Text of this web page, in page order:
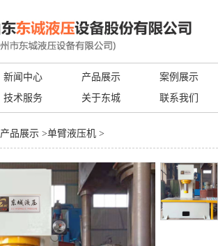
新闻中心 产品展示
案例展示
技术服务 关于东城 联系我们
产品展示 >单臂液压机 >